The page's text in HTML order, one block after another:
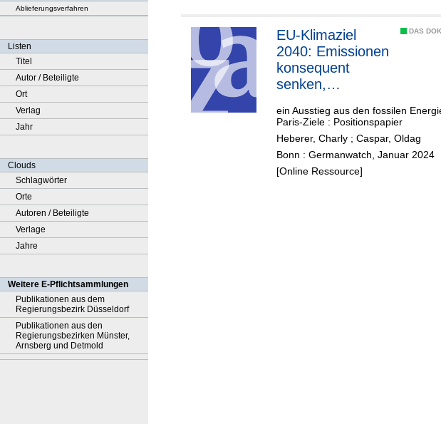
Ablieferungsverfahren
Listen
Titel
Autor / Beteiligte
Ort
Verlag
Jahr
Clouds
Schlagwörter
Orte
Autoren / Beteiligte
Verlage
Jahre
Weitere E-Pflichtsammlungen
Publikationen aus dem
Regierungsbezirk Düsseldorf
Publikationen aus den
Regierungsbezirken Münster,
Arnsberg und Detmold
DAS
EU-Klimaziel
2040: Emissionen
konsequent
senken,
konsequent
steigern
ein Ausstieg aus den fossilen
Paris-Ziele : Positionspapier
Heberer, Charly ; Caspar, Oldag
Bonn : Germanwatch, Januar 2024
[Online Ressource]